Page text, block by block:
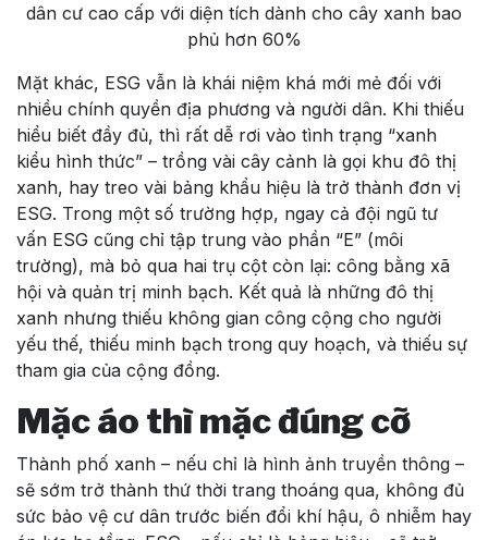
dân cư cao cấp với diện tích dành cho cây xanh bao
phủ hơn 60%
Mặt khác, ESG vẫn là khái niệm khá mới mẻ đối với
nhiều chính quyền địa phương và người dân. Khi thiếu
hiểu biết đầy đủ, thì rất dễ rơi vào tình trạng “xanh
kiểu hình thức” – trồng vài cây cảnh là gọi khu đô thị
xanh, hay treo vài bảng khẩu hiệu là trở thành đơn vị
ESG. Trong một số trường hợp, ngay cả đội ngũ tư
vấn ESG cũng chỉ tập trung vào phần “E” (môi
trường), mà bỏ qua hai trụ cột còn lại: công bằng xã
hội và quản trị minh bạch. Kết quả là những đô thị
xanh nhưng thiếu không gian công cộng cho người
yếu thế, thiếu minh bạch trong quy hoạch, và thiếu sự
tham gia của cộng đồng.
Mặc áo thì mặc đúng cỡ
Thành phố xanh – nếu chỉ là hình ảnh truyền thông –
sẽ sớm trở thành thứ thời trang thoáng qua, không đủ
sức bảo vệ cư dân trước biến đổi khí hậu, ô nhiễm hay